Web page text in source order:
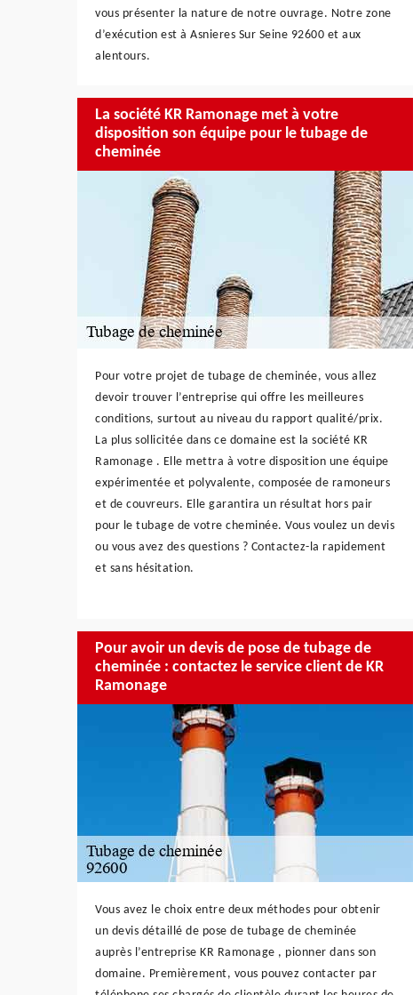
vous présenter la nature de notre ouvrage. Notre zone
d’exécution est à Asnieres Sur Seine 92600 et aux
alentours.
La société KR Ramonage met à votre
disposition son équipe pour le tubage de
cheminée
Pour votre projet de tubage de cheminée, vous allez
devoir trouver l’entreprise qui offre les meilleures
conditions, surtout au niveau du rapport qualité/prix.
La plus sollicitée dans ce domaine est la société KR
Ramonage . Elle mettra à votre disposition une équipe
expérimentée et polyvalente, composée de ramoneurs
et de couvreurs. Elle garantira un résultat hors pair
pour le tubage de votre cheminée. Vous voulez un devis
ou vous avez des questions ? Contactez-la rapidement
et sans hésitation.
Pour avoir un devis de pose de tubage de
cheminée : contactez le service client de KR
Ramonage
Vous avez le choix entre deux méthodes pour obtenir
un devis détaillé de pose de tubage de cheminée
auprès l’entreprise KR Ramonage , pionner dans son
domaine. Premièrement, vous pouvez contacter par